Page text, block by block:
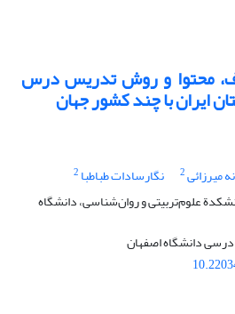
محتوا و روش تدریس درس
ایران با چند کشور جهان
میرزائی2 نگارسادات طباطبا 2
علوم‌تربیتی و روان‌شناسی، دانشگاه
دانشگاه اصفهان